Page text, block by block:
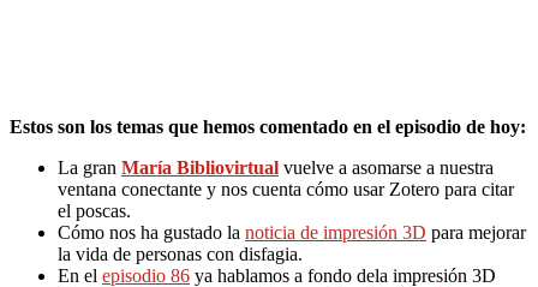
Estos son los temas que hemos comentado en el episodio de hoy:
La gran María Bibliovirtual vuelve a asomarse a nuestra
ventana conectante y nos cuenta cómo usar Zotero para citar
el poscas.
Cómo nos ha gustado la noticia de impresión 3D para mejorar
la vida de personas con disfagia.
En el episodio 86 ya hablamos a fondo dela impresión 3D